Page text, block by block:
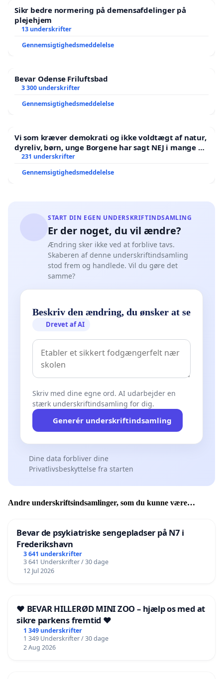
Sikr bedre normering på demensafdelinger på
plejehjem
13 underskrifter
Gennemsigtighedsmeddelelse
Bevar Odense Friluftsbad
3 300 underskrifter
Gennemsigtighedsmeddelelse
Vi som kræver demokrati og ikke voldtægt af natur,
dyreliv, børn, unge Borgene har sagt NEJ i mange år.
Der er
231 underskrifter
Gennemsigtighedsmeddelelse
START DIN EGEN UNDERSKRIFTINDSAMLING
Er der noget, du vil ændre?
Ændring sker ikke ved at forblive tavs.
Skaberen af denne underskriftindsamling
stod frem og handlede. Vil du gøre det
samme?
Beskriv den ændring, du ønsker at se
Drevet af AI
Skriv med dine egne ord. AI udarbejder en
stærk underskriftindsamling for dig.
Generér underskriftindsamling
Dine data forbliver dine
Privatlivsbeskyttelse fra starten
Andre underskriftsindsamlinger, som du kunne være
Bevar de psykiatriske sengepladser på N7 i
Frederikshavn
3 641 underskrifter
3 641 Underskrifter / 30 dage
12 Jul 2026
❤️ BEVAR HILLERØD MINI ZOO – hjælp os med at
sikre parkens fremtid ❤️
1 349 underskrifter
1 349 Underskrifter / 30 dage
2 Aug 2026